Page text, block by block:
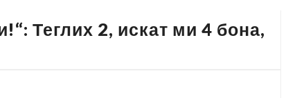
Теглих 2, искат ми 4 бона,